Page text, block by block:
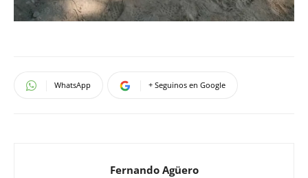
WhatsApp + Seguinos en Google
Fernando Agüero